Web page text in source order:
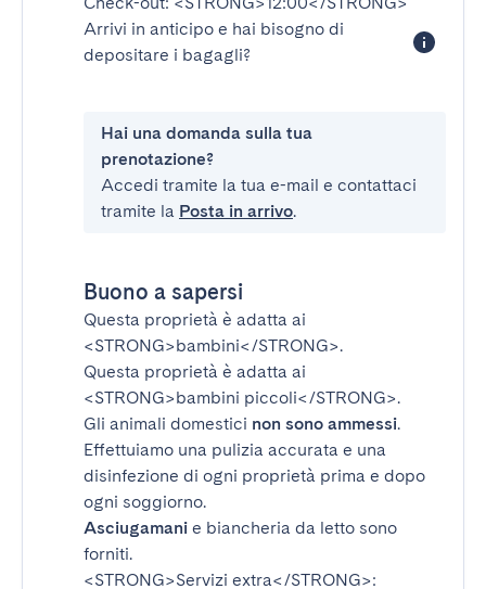
Arrivi in anticipo e hai bisogno di
depositare i bagagli?
Hai una domanda sulla tua
prenotazione?
Accedi tramite la tua e-mail e contattaci
tramite la Posta in arrivo.
Buono a sapersi
Questa proprietà è adatta ai
<STRONG>bambini</STRONG>.
Questa proprietà è adatta ai
<STRONG>bambini piccoli</STRONG>.
Gli animali domestici non sono ammessi.
Effettuiamo una pulizia accurata e una
disinfezione di ogni proprietà prima e dopo
ogni soggiorno.
Asciugamani e biancheria da letto sono
forniti.
<STRONG>Servizi extra</STRONG>: